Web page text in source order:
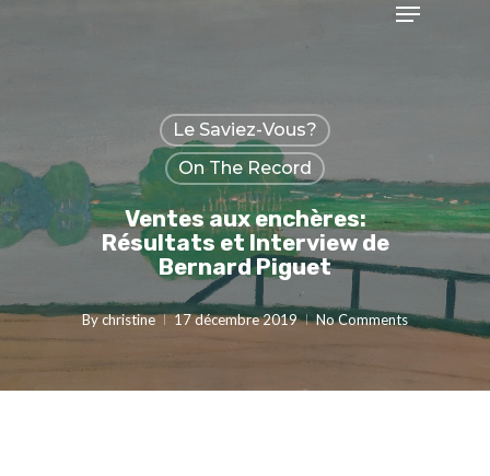
Le Saviez-Vous?
On The Record
Ventes aux enchères:
Résultats et Interview de
Bernard Piguet
Bychristine 17 décembre 2019 No Comments